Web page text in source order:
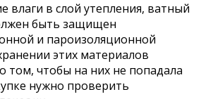
влаги в слой утепления, ватный
быть защищен
и пароизоляционной
этих материалов
том, чтобы на них не попадала
нужно проверить